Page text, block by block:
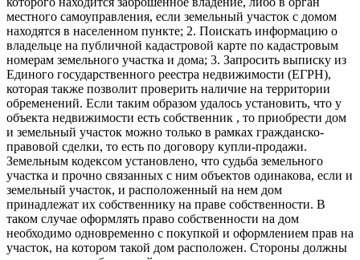
местного самоуправления, если земельный участок с домом
находятся в населенном пункте; 2. Поискать информацию о
владельце на публичной кадастровой карте по кадастровым
номерам земельного участка и дома; 3. Запросить выписку из
Единого государственного реестра недвижимости (ЕГРН),
которая также позволит проверить наличие на территории
обременений. Если таким образом удалось установить, что у
объекта недвижимости есть собственник , то приобрести дом
и земельный участок можно только в рамках гражданско-
правовой сделки, то есть по договору купли-продажи.
Земельным кодексом установлено, что судьба земельного
участка и прочно связанных с ним объектов одинакова, если и
земельный участок, и расположенный на нем дом
принадлежат их собственнику на праве собственности. В
таком случае оформлять право собственности на дом
необходимо одновременно с покупкой и оформлением прав на
участок, на котором такой дом расположен. Стороны должны